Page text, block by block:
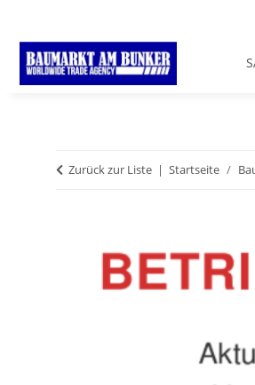
Zurück zur Liste Startseite